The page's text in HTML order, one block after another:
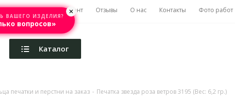
Изготовление Ремонт Отзывы О нас Контакты Фото работ
Каталог
печатки и перстни на заказ - Печатка звезда роза ветров 3195 (Вес: 6,2 гр.)
ВАШЕГО ИЗДЕЛИЯ?
вопросов»